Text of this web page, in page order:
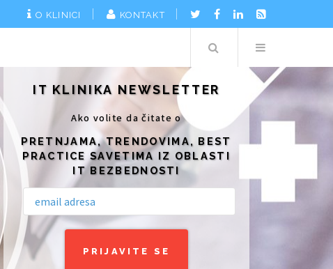
O KLINICI KONTAKT
Search
IT KLINIKA NEWSLETTER
Ako volite da čitate o
PRETNJAMA, TRENDOVIMA, BEST
PRACTICE SAVETIMA IZ OBLASTI
IT BEZBEDNOSTI